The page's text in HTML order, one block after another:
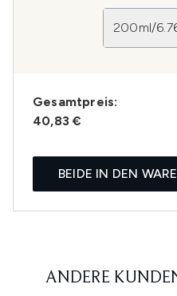
200ml/
Gesamtpreis:
40,83 €
BEIDE IN DEN
ANDERE